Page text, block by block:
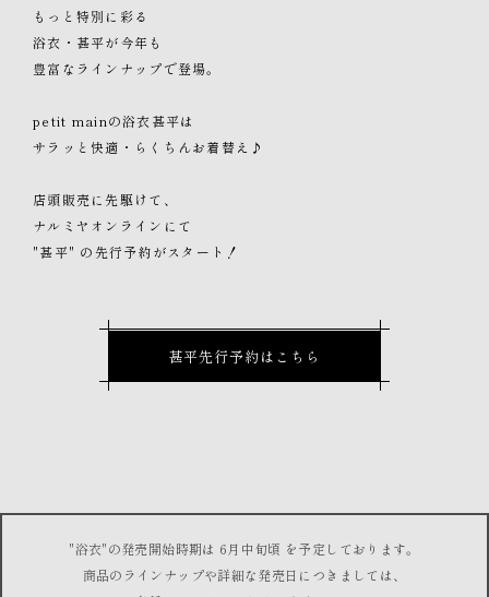
もっと特別に彩る
浴衣・甚平が今年も
豊富なラインナップで登場。
petit mainの浴衣甚平は
サラッと快適・らくちんお着替え♪
店頭販売に先駆けて、
ナルミヤオンラインにて
"甚平" の先行予約がスタート！
甚平先行予約はこちら
"浴衣"の発売開始時期は 6月中旬頃 を予定しております。
商品のラインナップや詳細な発売日につきましては、